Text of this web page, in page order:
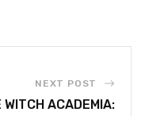
NEXT POST
ACADEMIA: